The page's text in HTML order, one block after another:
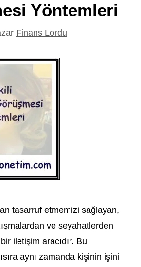
Yöntemleri
Finans Lordu
tasarruf etmemizi sağlayan,
ve seyahatlerden
iletişim aracıdır. Bu
aynı zamanda kişinin işini